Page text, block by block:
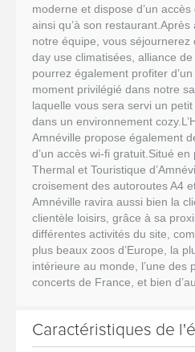
moderne et dispose d’un
ainsi qu’à son
notre équipe, vous séjournerez
day use climatisées, alliance
pourrez également profiter
moment privilégié dans notre
laquelle vous sera servi un
dans un environnement
Amnéville propose également
d’un accès wi-fi gratuit.Situé
Thermal et Touristique
croisement des autoroutes A4
Amnéville ravira aussi bien la
clientèle loisirs, grâce à sa
différentes activités du site,
plus beaux zoos d’Europe, la
intérieure au monde, l’une des
concerts de France, et bien
Caractéristiques de